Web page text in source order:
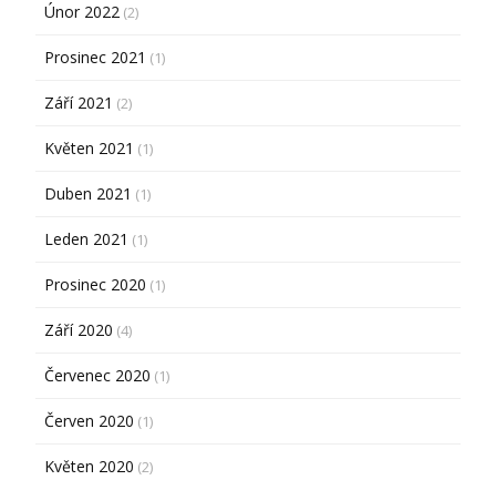
Únor 2022 (2)
Prosinec 2021 (1)
Září 2021 (2)
Květen 2021 (1)
Duben 2021 (1)
Leden 2021 (1)
Prosinec 2020 (1)
Září 2020 (4)
Červenec 2020 (1)
Červen 2020 (1)
Květen 2020 (2)